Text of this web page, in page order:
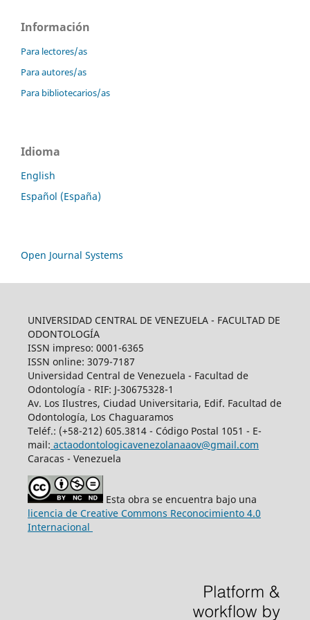
Información
Para lectores/as
Para autores/as
Para bibliotecarios/as
Idioma
English
Español (España)
Open Journal Systems
UNIVERSIDAD CENTRAL DE VENEZUELA - FACULTAD DE
ODONTOLOGÍA
ISSN impreso: 0001-6365
ISSN online: 3079-7187
Universidad Central de Venezuela - Facultad de
Odontología - RIF: J-30675328-1
Av. Los Ilustres, Ciudad Universitaria, Edif. Facultad de
Odontología, Los Chaguaramos
Teléf.: (+58-212) 605.3814 - Código Postal 1051 - E-
mail: actaodontologicavenezolanaaov@gmail.com
Caracas - Venezuela
Esta obra se encuentra bajo una
licencia de Creative Commons Reconocimiento 4.0
Internacional